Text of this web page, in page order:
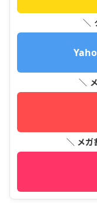
＼
＼
＼ メガ